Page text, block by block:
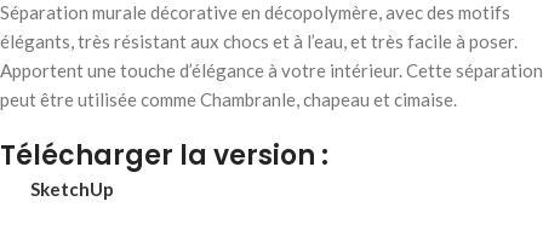
Séparation murale décorative en décopolymère, avec des motifs
élégants, très résistant aux chocs et à l’eau, et très facile à poser.
Apportent une touche d’élégance à votre intérieur. Cette séparation
peut être utilisée comme Chambranle, chapeau et cimaise.
Télécharger la version :
SketchUp